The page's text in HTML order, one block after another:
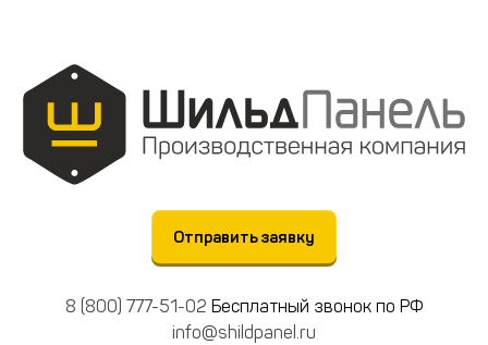
Отправить заявку
8 (800) 777-51-02 Бесплатный звонок по РФ
info@shildpanel.ru